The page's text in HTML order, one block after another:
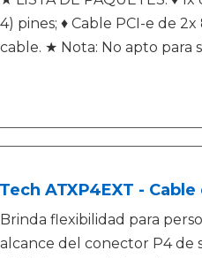
4) pines; ♦ Cable PCI-e de
cable. ★ Nota: No apto para
ATXP4EXT -
Brinda flexibilidad para
alcance del conector P4 de